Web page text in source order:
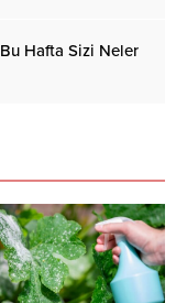
Hafta Sizi Neler